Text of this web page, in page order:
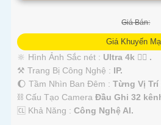
Giá Bán:
Giá Khuyến
🔆 Hình Ảnh Sắc nét : Ultra 4k 👍🏾 .
⚒ Trang Bị Công Nghệ : IP.
🌔 Tầm Nhìn Ban Đêm : Từng Vị Trí
⛓ Cấu Tạo Camera Đầu Ghi 32
️🆑 Khả Năng : Công Nghệ AI.